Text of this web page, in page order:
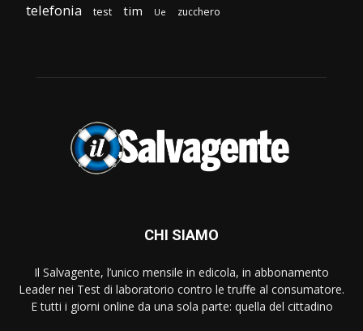
telefonia test tim Ue zucchero
CHI SIAMO
Il Salvagente, l’unico mensile in edicola, in abbonamento
Leader nei Test di laboratorio contro le truffe al consumatore.
E tutti i giorni online da una sola parte: quella del cittadino